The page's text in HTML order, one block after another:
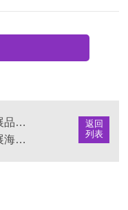
返回
列表
境外红人推广现状：拓展品牌的全球化之路
境外红人营销公司：拓展海外市场的关键力量